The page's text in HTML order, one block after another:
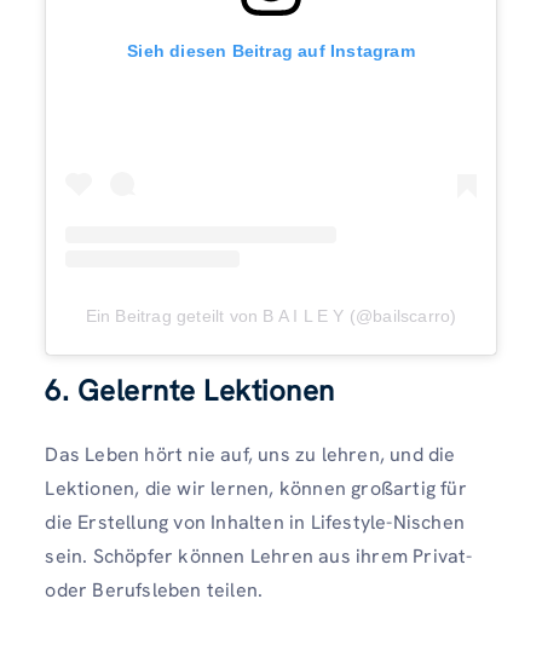
Sieh diesen Beitrag auf Instagram
Ein Beitrag geteilt von B A I L E Y (@bailscarro)
6. Gelernte Lektionen
Das Leben hört nie auf, uns zu lehren, und die
Lektionen, die wir lernen, können großartig für
die Erstellung von Inhalten in Lifestyle-Nischen
sein. Schöpfer können Lehren aus ihrem Privat-
oder Berufsleben teilen.